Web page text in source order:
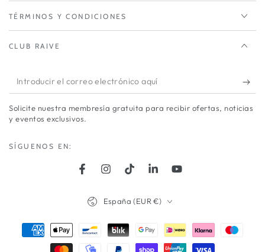
TÉRMINOS Y CONDICIONES
CLUB RAIVE
Introducir
el
correo
aquí
Solicite nuestra membresía gratuita para recibir ofertas, noticias
y eventos exclusivos.
SÍGUENOS EN:
FacebookInstagramTikTokLinkedInYouTube
España (EUR €)
Métodos